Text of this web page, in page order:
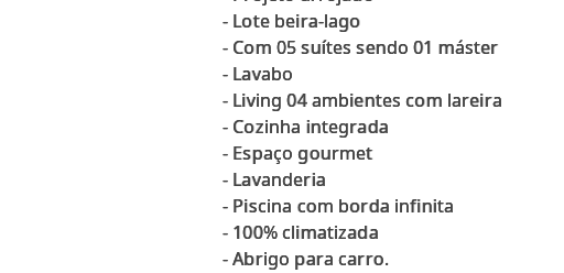
- Lote beira-lago
- Com 05 suítes sendo 01 máster
- Lavabo
- Living 04 ambientes com lareira
- Cozinha integrada
- Espaço gourmet
- Lavanderia
- Piscina com borda infinita
- 100% climatizada
- Abrigo para carro.